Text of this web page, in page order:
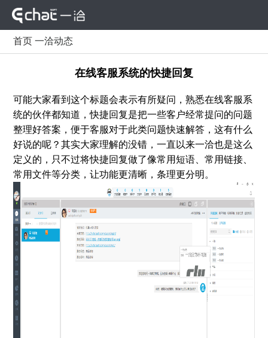
首页 一洽动态
在线客服系统的快捷回复
可能大家看到这个标题会表示有所疑问，熟悉在线客服系
统的伙伴都知道，快捷回复是把一些客户经常提问的问题
整理好答案，便于客服对于此类问题快速解答，这有什么
好说的呢？其实大家理解的没错，一直以来一洽也是这么
定义的，只不过将快捷回复做了像常用短语、常用链接、
常用文件等分类，让功能更清晰，条理更分明。